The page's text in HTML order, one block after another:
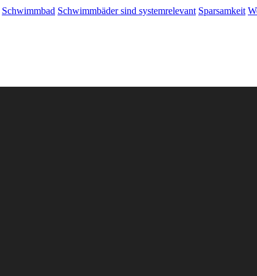
Schwimmbad Schwimmbäder sind systemrelevant Sparsamkeit